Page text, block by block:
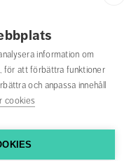
information om
för att förbättra funktioner
och anpassa innehåll
cookies